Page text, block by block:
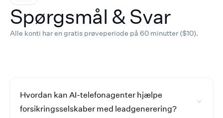
Spørgsmål & Svar
Alle konti har en gratis prøveperiode på 60 minutter ($10).
Hvordan kan AI-telefonagenter hjælpe
forsikringsselskaber med leadgenerering?